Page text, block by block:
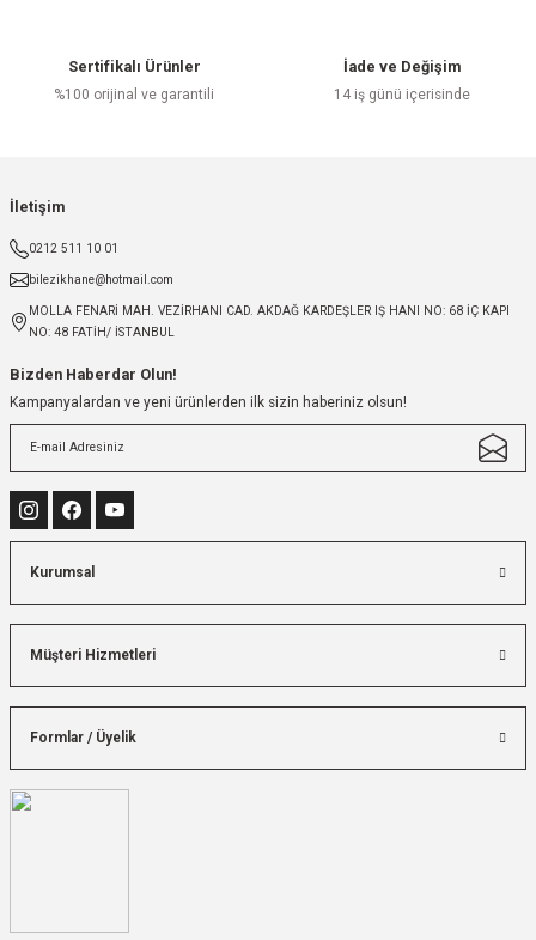
Sertifikalı Ürünler
%100 orijinal ve garantili
İade ve Değişim
14 iş günü içerisinde
İletişim
0212 511 10 01
bilezikhane@hotmail.com
MOLLA FENARİ MAH. VEZİRHANI CAD. AKDAĞ KARDEŞLER IŞ HANI NO: 68 İÇ KAPI
NO: 48 FATİH/ İSTANBUL
Bizden Haberdar Olun!
Kampanyalardan ve yeni ürünlerden ilk sizin haberiniz olsun!
Kurumsal
Müşteri Hizmetleri
Formlar / Üyelik